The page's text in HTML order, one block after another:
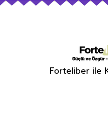
Forteliber ile